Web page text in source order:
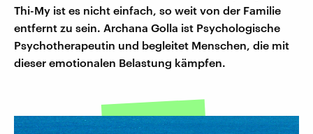
Thi-My ist es nicht einfach, so weit von der Familie
entfernt zu sein. Archana Golla ist Psychologische
Psychotherapeutin und begleitet Menschen, die mit
dieser emotionalen Belastung kämpfen.